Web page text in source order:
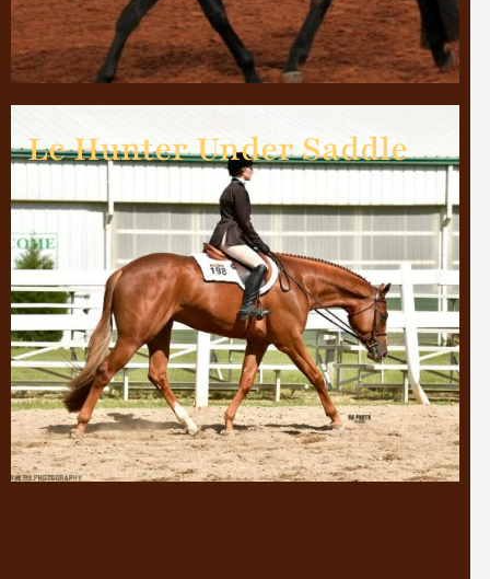
Le Hunter Under Saddle